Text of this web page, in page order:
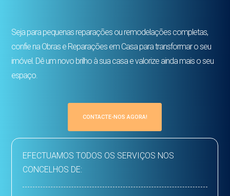
Seja para pequenas reparações ou remodelações completas,
confie na Obras e Reparações em Casa para transformar o seu
imóvel. Dê um novo brilho à sua casa e valorize ainda mais o seu
espaço.
CONTACTE-NOS AGORA!
EFECTUAMOS TODOS OS SERVIÇOS NOS
CONCELHOS DE: